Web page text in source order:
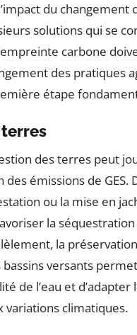
du changement
solutions qui se
carbone
des pratiques
étape
des terres peut
des émissions de GES.
ou la mise en
la
la
versants
de l’eau et d’adapter
variations climatiques.